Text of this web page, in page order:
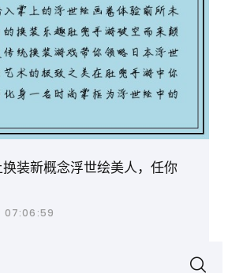
装新概念浮世绘美人，任你